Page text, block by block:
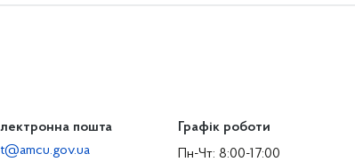
пошта
Графік роботи
Пн-Чт: 8:00-17:00